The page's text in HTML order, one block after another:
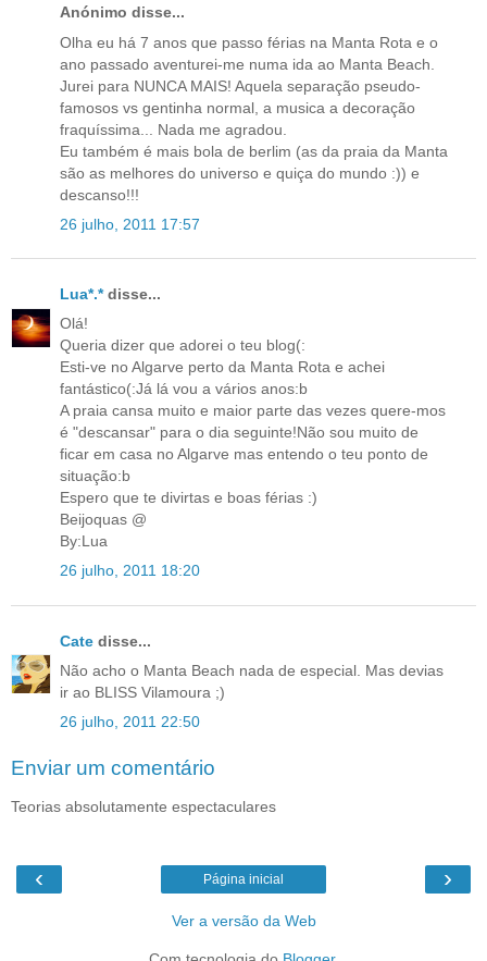
Anónimo disse...
Olha eu há 7 anos que passo férias na Manta Rota e o
ano passado aventurei-me numa ida ao Manta Beach.
Jurei para NUNCA MAIS! Aquela separação pseudo-
famosos vs gentinha normal, a musica a decoração
fraquíssima... Nada me agradou.
Eu também é mais bola de berlim (as da praia da Manta
são as melhores do universo e quiça do mundo :)) e
descanso!!!
26 julho, 2011 17:57
Lua*.*disse...
Olá!
Queria dizer que adorei o teu blog(:
Esti-ve no Algarve perto da Manta Rota e achei
fantástico(:Já lá vou a vários anos:b
A praia cansa muito e maior parte das vezes quere-mos
é "descansar" para o dia seguinte!Não sou muito de
ficar em casa no Algarve mas entendo o teu ponto de
situação:b
Espero que te divirtas e boas férias :)
Beijoquas @
By:Lua
26 julho, 2011 18:20
Cate disse...
Não acho o Manta Beach nada de especial. Mas devias
ir ao BLISS Vilamoura ;)
26 julho, 2011 22:50
Enviar um comentário
Teorias absolutamente espectaculares
‹ ›
Página inicial
Ver a versão da Web